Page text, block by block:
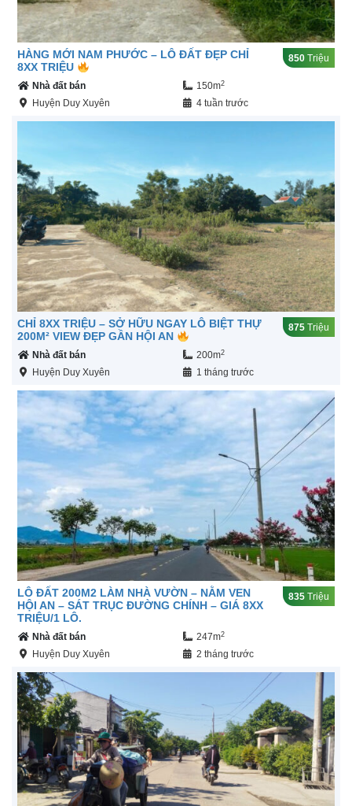
HÀNG MỚI NAM PHƯỚC – LÔ ĐẤT ĐẸP CHỈ
8XX TRIỆU
850 Triệu
Nhà đất bán 150m2
Huyện Duy Xuyên 4 tuần trước
CHỈ 8XX TRIỆU – SỞ HỮU NGAY LÔ BIỆT THỰ
200M² VIEW ĐẸP GẦN HỘI AN
875 Triệu
Nhà đất bán 200m2
Huyện Duy Xuyên 1 tháng trước
LÔ ĐẤT 200M2 LÀM NHÀ VƯỜN – NẰM VEN
HỘI AN – SÁT TRỤC ĐƯỜNG CHÍNH – GIÁ 8XX
TRIỆU/1 LÔ.
835 Triệu
Nhà đất bán 247m2
Huyện Duy Xuyên 2 tháng trước